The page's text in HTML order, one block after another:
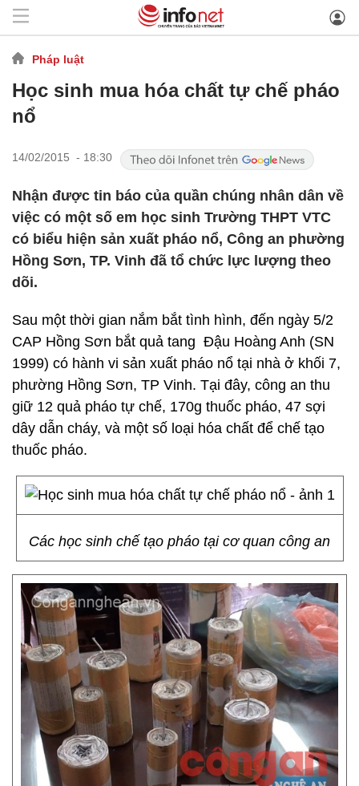
Pháp luật
Học sinh mua hóa chất tự chế pháo
nổ
14/02/2015 - 18:30
Nhận được tin báo của quần chúng nhân dân về
việc có một số em học sinh Trường THPT VTC
có biểu hiện sản xuất pháo nổ, Công an phường
Hồng Sơn, TP. Vinh đã tổ chức lực lượng theo
dõi.
Sau một thời gian nắm bắt tình hình, đến ngày 5/2
CAP Hồng Sơn bắt quả tang Đậu Hoàng Anh (SN
1999) có hành vi sản xuất pháo nổ tại nhà ở khối 7,
phường Hồng Sơn, TP Vinh. Tại đây, công an thu
giữ 12 quả pháo tự chế, 170g thuốc pháo, 47 sợi
dây dẫn cháy, và một số loại hóa chất để chế tạo
thuốc pháo.
Các học sinh chế tạo pháo tại cơ quan công an